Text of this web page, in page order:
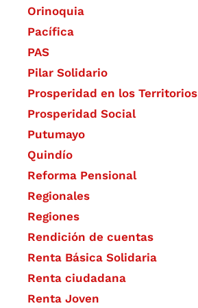
Orinoquia
Pacífica
PAS
Pilar Solidario
Prosperidad en los Territorios
Prosperidad Social
Putumayo
Quindío
Reforma Pensional
Regionales
Regiones
Rendición de cuentas
Renta Básica Solidaria
Renta ciudadana
Renta Joven